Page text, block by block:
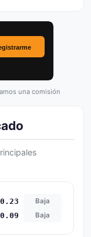
una comisión
0.23 Baja
0.09 Baja